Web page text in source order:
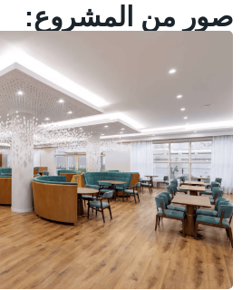
صور من المشروع: